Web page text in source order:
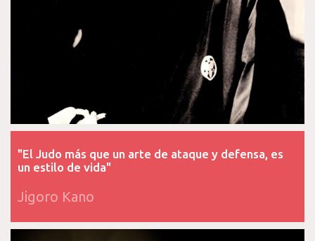
"El Judo más que un arte de ataque y defensa, es
un estilo de vida"
Jigoro Kano